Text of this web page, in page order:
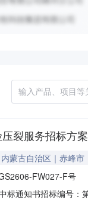
裂服务招标方案
内蒙古自治区｜赤峰市
FW027-F号
标通知书招标编号：